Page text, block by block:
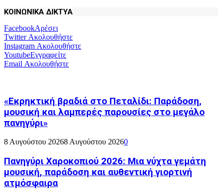
ΚΟΙΝΩΝΙΚΑ ΔΙΚΤΥΑ
FacebookΑρέσει
TwitterΑκολουθήστε
Instagram Ακολουθήστε
YoutubeΕγγραφείτε
Email Ακολουθήστε
«Εκρηκτική βραδιά στο Πεταλίδι: Παράδοση,
μουσική και λαμπερές παρουσίες στο μεγάλο
πανηγύρι»
8 Αυγούστου 20268 Αυγούστου 20260
Πανηγύρι Χαροκοπιού 2026: Μια νύχτα γεμάτη
μουσική, παράδοση και αυθεντική γιορτινή
ατμόσφαιρα